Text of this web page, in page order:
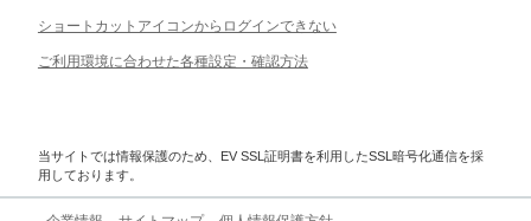
ショートカットアイコンからログインできない
ご利用環境に合わせた各種設定・確認方法
当サイトでは情報保護のため、EV SSL証明書を利用したSSL暗号化通信を採
用しております。